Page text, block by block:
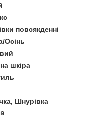
повсякденні
Осінь
шкіра
Шнурівка